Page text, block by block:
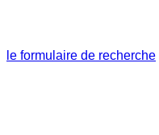
le formulaire de recherche